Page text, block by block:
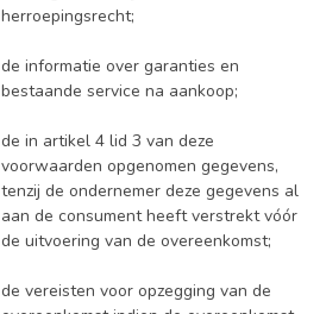
herroepingsrecht;
de informatie over garanties en
bestaande service na aankoop;
de in artikel 4 lid 3 van deze
voorwaarden opgenomen gegevens,
tenzij de ondernemer deze gegevens al
aan de consument heeft verstrekt vóór
de uitvoering van de overeenkomst;
de vereisten voor opzegging van de